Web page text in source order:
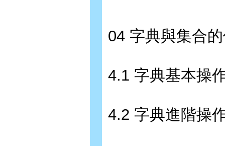
04 字典與集合
4.1 字典基本操
4.2 字典進階操